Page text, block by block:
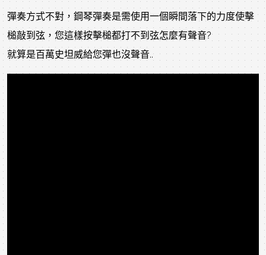
彈奏方式不對，鋼琴彈奏是需使用一個瞬間落下的力度使擊
槌敲到弦，您這樣按擊槌都打不到弦怎麼有聲音?
就算是百萬史坦威給您彈也沒聲音..